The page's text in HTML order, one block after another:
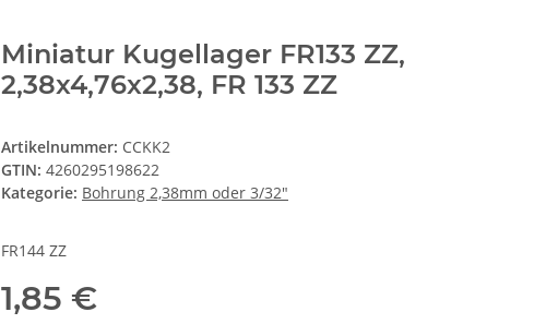
Miniatur Kugellager FR133 ZZ,
2,38x4,76x2,38, FR 133 ZZ
Artikelnummer: CCKK2
GTIN: 4260295198622
Kategorie: Bohrung 2,38mm oder 3/32"
FR144 ZZ
1,85 €